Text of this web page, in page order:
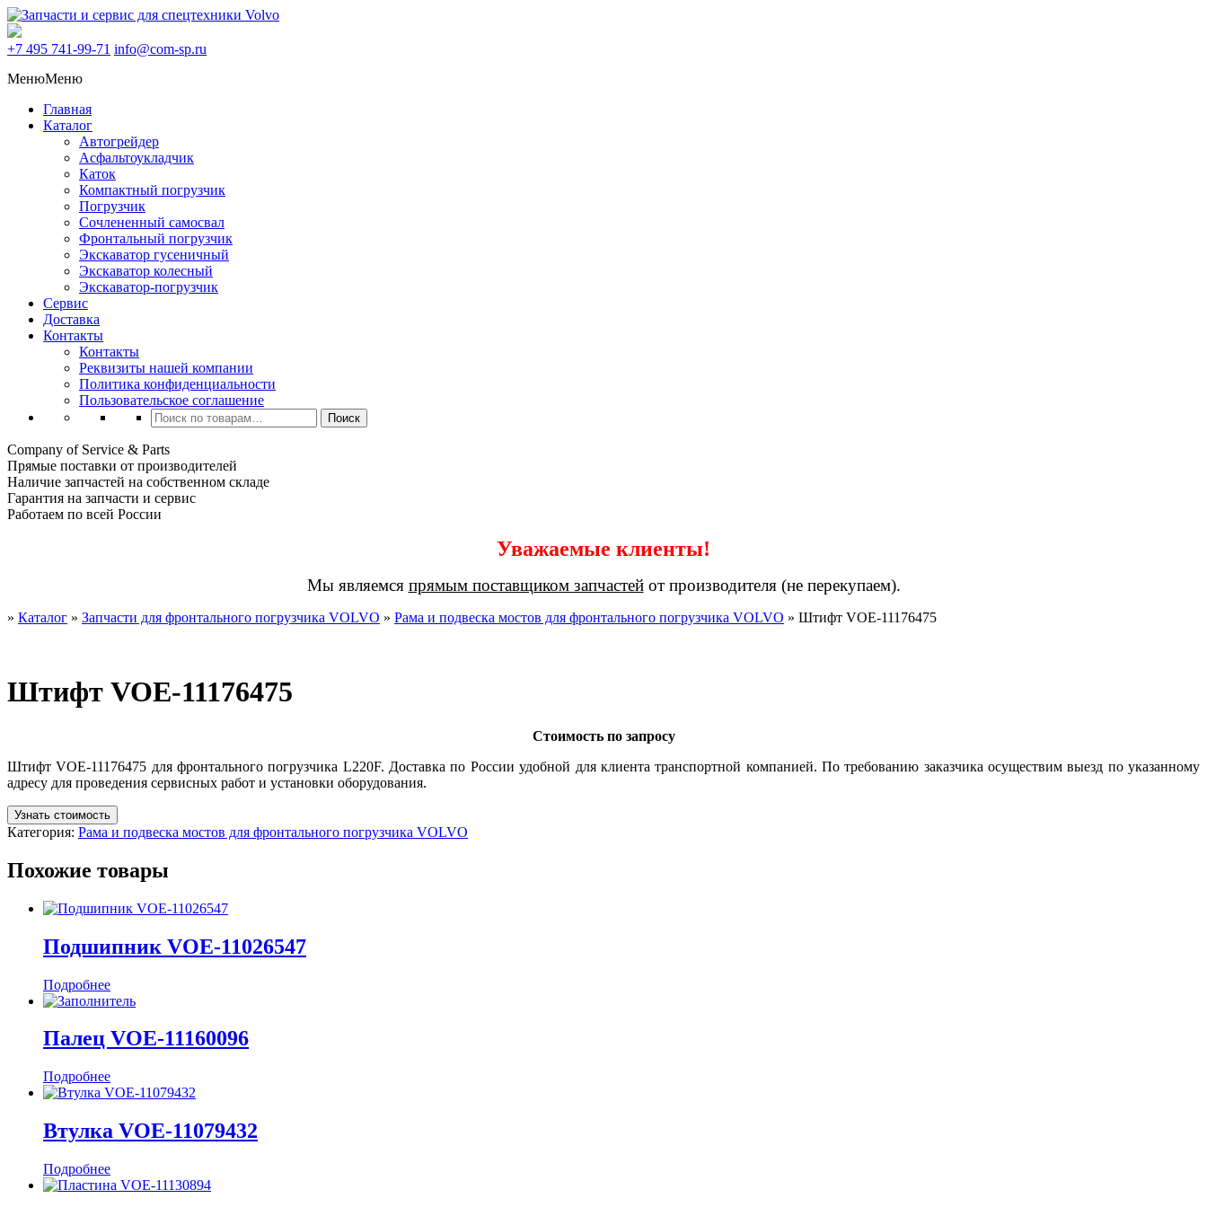
+7 495 741-99-71 info@com-sp.ru
МенюМеню
Главная
Каталог
Автогрейдер
Асфальтоукладчик
Каток
Компактный погрузчик
Погрузчик
Сочлененный самосвал
Фронтальный погрузчик
Экскаватор гусеничный
Экскаватор колесный
Экскаватор-погрузчик
Сервис
Доставка
Контакты
Контакты
Реквизиты нашей компании
Политика конфиденциальности
Пользовательское соглашение
Искать:
Поиск
Company of Service & Parts
Прямые поставки от производителей
Наличие запчастей на собственном складе
Гарантия на запчасти и сервис
Работаем по всей России
Уважаемые клиенты!
Мы являемся прямым поставщиком запчастейот производителя (не перекупаем).
» Каталог » Запчасти для фронтального погрузчика VOLVO » Рама и подвеска мостов для фронтального погрузчика VOLVO » Штифт VOE-11176475
Штифт VOE-11176475
Стоимость по запросу
Штифт VOE-11176475 для фронтального погрузчика L220F. Доставка по России удобной для клиента транспортной компанией. По требованию заказчика осуществим выезд по указанному
адресу для проведения сервисных работ и установки оборудования.
Узнать стоимость
Категория: Рама и подвеска мостов для фронтального погрузчика VOLVO
Похожие товары
Подшипник VOE-11026547
Подробнее
Палец VOE-11160096
Подробнее
Втулка VOE-11079432
Подробнее